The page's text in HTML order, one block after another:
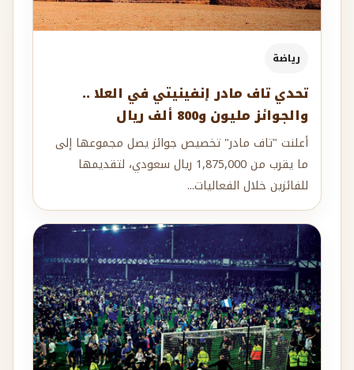
رياضة
تحدي تاف مادر إنفينيتي في العلا ..
والجوائز مليون و800 ألف ريال
أعلنت "تاف مادر" تخصيص جوائز يصل مجموعها إلى
ما يقرب من 1,875,000 ريال سعودي، لتقديمها
للفائزين خلال الفعاليات...